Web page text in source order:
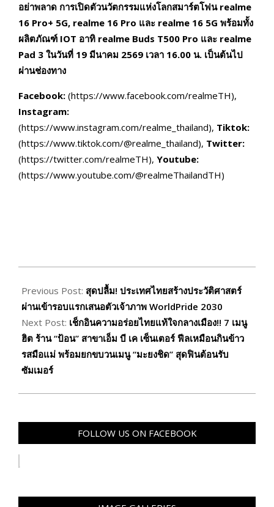
อย่าพลาด การเปิดตัวนวัตกรรมแห่งโลกสมาร์ตโฟน realme
16 Pro+ 5G, realme 16 Pro และ realme 16 5G พร้อมทั้ง
ผลิตภัณฑ์ IOT อาทิ realme Buds T500 Pro และ realme
Pad 3 ในวันที่ 19 มีนาคม 2569 เวลา 16.00 น. เป็นต้นไป
ผ่านช่องทาง
Facebook: (https://www.facebook.com/realmeTH),
Instagram:
(https://www.instagram.com/realme_thailand), Tiktok:
(https://www.tiktok.com/@realme_thailand), Twitter:
(https://twitter.com/realmeTH), Youtube:
(https://www.youtube.com/@realmeThailandTH)
03-
13
Previous Post: สุดปลื้ม! ประเทศไทยสร้างประวัติศาสตร์
ผ่านเข้ารอบแรกเสนอตัวเจ้าภาพ WorldPride 2030
Next Post: เช็กอินความอร่อยไทยแท้ใจกลางเมือง!! 7 เมนู
ฮิต ร้าน “ป้อน” สาขาเอ็ม บี เค เซ็นเตอร์ ฟีลเหมือนกินข้าว
รสมือแม่ พร้อมยกขบวนเมนู “มะยงชิด” สุดฟินต้อนรับ
ซัมเมอร์
FOLLOW US ON FACEBOOK